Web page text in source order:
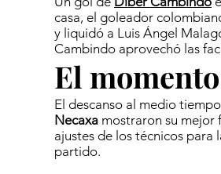
casa, el goleador
y liquidó a Luis Ángel
Cambindo aprovechó las
El
El descanso al medio
Necaxa mostraron su mejor
ajustes de los técnicos
partido.